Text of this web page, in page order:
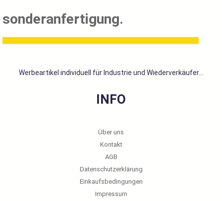
sonderanfertigung.
Werbeartikel individuell für Industrie und Wiederverkäufer...
INFO
Über uns
Kontakt
AGB
Datenschutzerklärung
Einkaufsbedingungen
Impressum